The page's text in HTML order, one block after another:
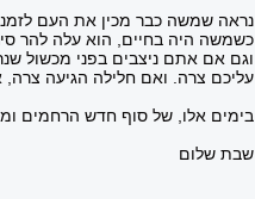
נראה שמשה כבר מכין את העם
כשמשה היה בחיים, הוא עלה להר
וגם אם אתם ניצבים בפני מכשול
עליכם צרה. ואם חלילה הגיעה צרה,
בימים אלו, של סוף חדש הרחמים
שבת שלום